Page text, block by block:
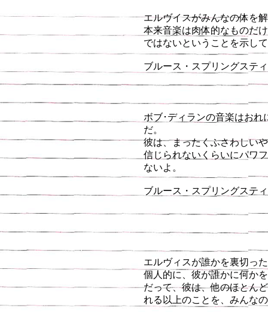
エルヴイスがみんなの体を
本来音楽は肉体的なものだ
ではないということを示し
ブルース・スプリングステ
ボブ･ディランの音楽はお
だ。
彼は、まったくふさわしい
信じられないくらいにパワ
ないよ。
ブルース・スプリングステ
エルヴィスが誰かを裏切っ
個人的に、彼が誰かに何か
だって、彼は、他のほとん
れる以上のことを、みんな